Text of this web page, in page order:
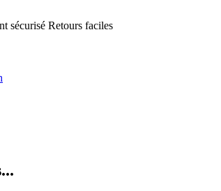
sécurisé Retours faciles